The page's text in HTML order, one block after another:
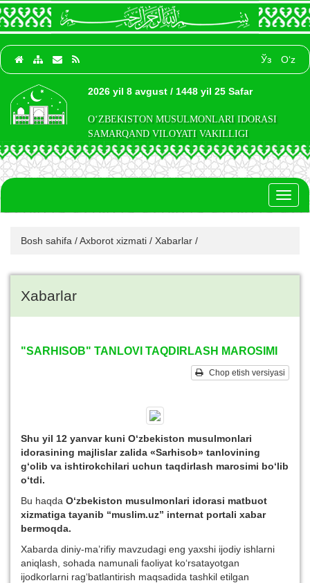
Ўз O‘z
2026 yil 8 avgust / 1448 yil 25 Safar
O‘ZBEKISTON MUSULMONLARI IDORASI
SAMARQAND VILOYATI VAKILLIGI
Bosh sahifa /Axborot xizmati / Xabarlar /
Xabarlar
"SARHISOB" TANLOVI TAQDIRLASH MAROSIMI
Chop etish versiyasi
Shu yil 12 yanvar kuni O‘zbekiston musulmonlari
idorasining majlislar zalida «Sarhisob» tanlovining
g‘olib va ishtirokchilari uchun taqdirlash marosimi bo‘lib
o‘tdi.
Bu haqda O‘zbekiston musulmonlari idorasi matbuot
xizmatiga tayanib “muslim.uz” internat portali xabar
bermoqda.
Xabarda diniy-ma’rifiy mavzudagi eng yaxshi ijodiy ishlarni
aniqlash, sohada namunali faoliyat ko‘rsatayotgan
ijodkorlarni rag‘batlantirish maqsadida tashkil etilgan